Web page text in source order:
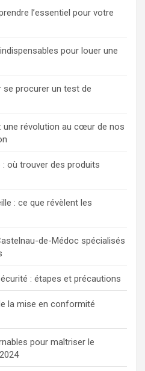
l’essentiel pour votre
pour louer une
procurer un test de
une révolution au cœur de nos
où trouver des produits
: ce que révèlent les
de-Médoc spécialisés
: étapes et précautions
la mise en conformité
pour maîtriser le